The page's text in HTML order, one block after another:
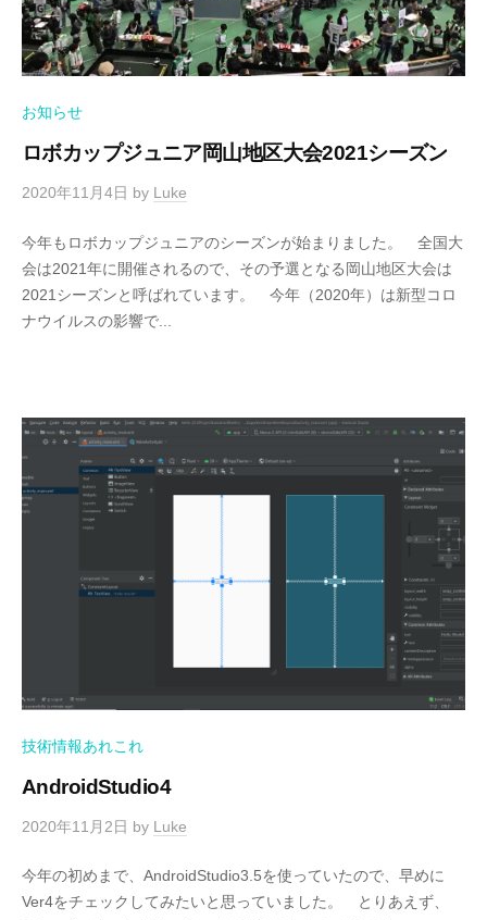
お知らせ
ロボカップジュニア岡山地区大会2021シーズン
2020年11月4日 by Luke
今年もロボカップジュニアのシーズンが始まりました。 全国大
会は2021年に開催されるので、その予選となる岡山地区大会は
2021シーズンと呼ばれています。 今年（2020年）は新型コロ
ナウイルスの影響で...
技術情報あれこれ
AndroidStudio4
2020年11月2日 by Luke
今年の初めまで、AndroidStudio3.5を使っていたので、早めに
Ver4をチェックしてみたいと思っていました。 とりあえず、